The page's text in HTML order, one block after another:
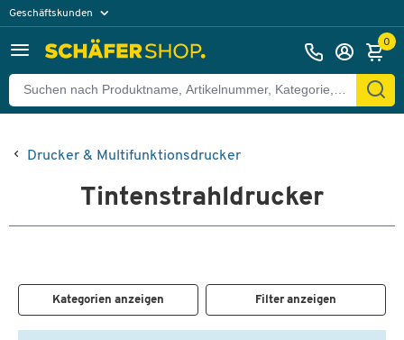
Geschäftskunden
0
Drucker & Multifunktionsdrucker
Tintenstrahldrucker
Kategorien anzeigen Filter anzeigen